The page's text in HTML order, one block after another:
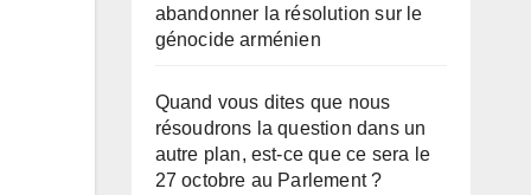
abandonner la résolution sur le
génocide arménien
Quand vous dites que nous
résoudrons la question dans un
autre plan, est-ce que ce sera le
27 octobre au Parlement ?